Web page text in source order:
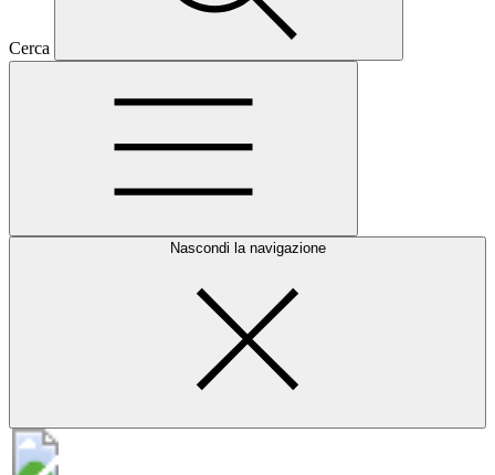
Cerca
Nascondi la navigazione